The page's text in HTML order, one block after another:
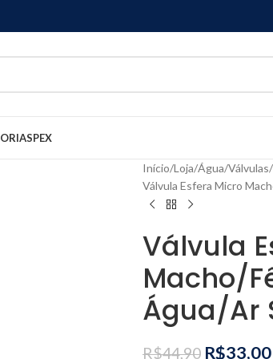
PEX
Início Loja Água Válvulas
Válvula Esfera Micro
Válvula
Macho/
Água/Ar
R$44,90 R$33,00